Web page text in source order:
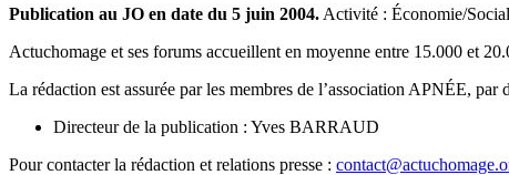
Publication au JO en date du 5 juin 2004. Activité : Économie/
Actuchomage et ses forums accueillent en moyenne entre 15.000 et
La rédaction est assurée par les membres de l’association APNÉE,
Directeur de la publication : Yves BARRAUD
Pour contacter la rédaction et relations presse :